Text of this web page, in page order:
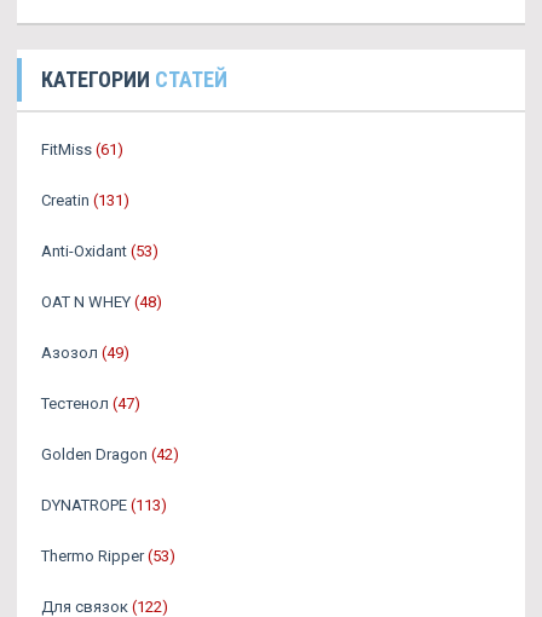
КАТЕГОРИИ СТАТЕЙ
FitMiss (61)
Creatin (131)
Anti-Oxidant (53)
OAT N WHEY (48)
Азозол (49)
Тестенол (47)
Golden Dragon (42)
DYNATROPE (113)
Thermo Ripper (53)
Для связок (122)